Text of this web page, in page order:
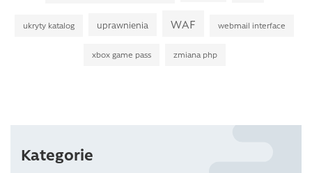
Kategorie
ukryty katalog uprawnienia WAF webmail interface
xbox game pass zmiana php